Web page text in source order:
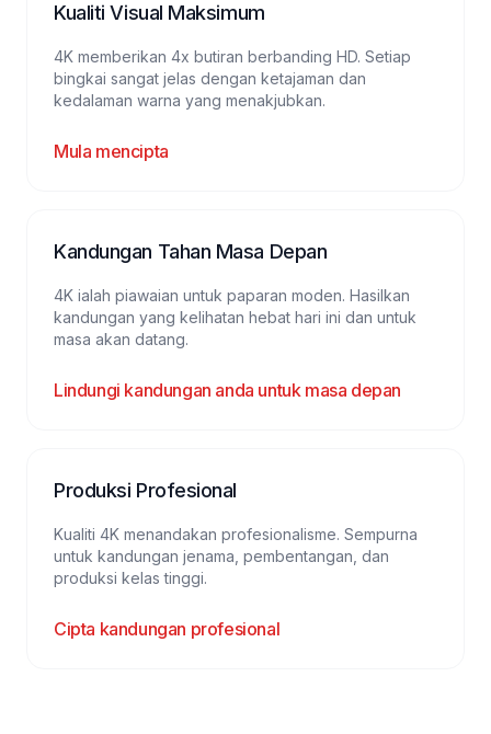
Kualiti Visual Maksimum
4K memberikan 4x butiran berbanding HD. Setiap
bingkai sangat jelas dengan ketajaman dan
kedalaman warna yang menakjubkan.
Mula mencipta
Kandungan Tahan Masa Depan
4K ialah piawaian untuk paparan moden. Hasilkan
kandungan yang kelihatan hebat hari ini dan untuk
masa akan datang.
Lindungi kandungan anda untuk masa depan
Produksi Profesional
Kualiti 4K menandakan profesionalisme. Sempurna
untuk kandungan jenama, pembentangan, dan
produksi kelas tinggi.
Cipta kandungan profesional